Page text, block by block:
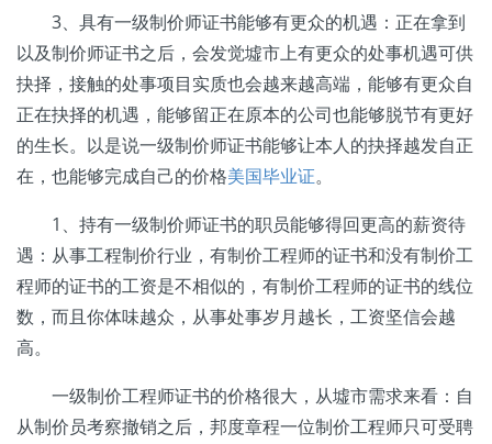
3、具有一级制价师证书能够有更众的机遇：正在拿到
以及制价师证书之后，会发觉墟市上有更众的处事机遇可供
抉择，接触的处事项目实质也会越来越高端，能够有更众自
正在抉择的机遇，能够留正在原本的公司也能够脱节有更好
的生长。以是说一级制价师证书能够让本人的抉择越发自正
在，也能够完成自己的价格美国毕业证。
1、持有一级制价师证书的职员能够得回更高的薪资待
遇：从事工程制价行业，有制价工程师的证书和没有制价工
程师的证书的工资是不相似的，有制价工程师的证书的线位
数，而且你体味越众，从事处事岁月越长，工资坚信会越
高。
一级制价工程师证书的价格很大，从墟市需求来看：自
从制价员考察撤销之后，邦度章程一位制价工程师只可受聘